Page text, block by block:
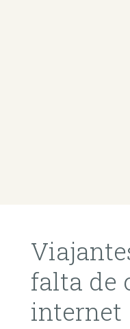
falta de
internet